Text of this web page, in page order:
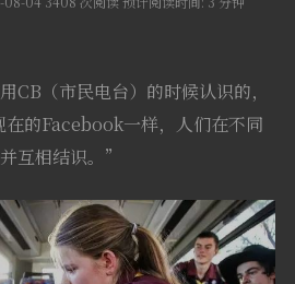
CB（市民电台）的时候认识的，
在的Facebook一样，人们在不同
互相结识。”